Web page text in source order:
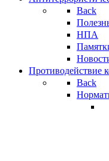
Back
НПА
Противодействие
Back